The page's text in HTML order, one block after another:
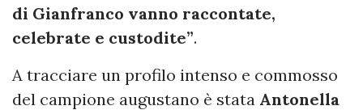
di Gianfranco vanno raccontate,
celebrate e custodite”.
A tracciare un profilo intenso e commosso
del campione augustano è stata Antonella